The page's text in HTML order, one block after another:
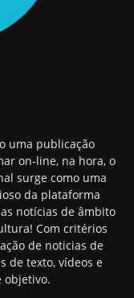
uma publicação
on-line, na hora, o
surge como uma
da plataforma
notícias de âmbito
Com critérios
de noticias de
de texto, vídeos e
objetivo.